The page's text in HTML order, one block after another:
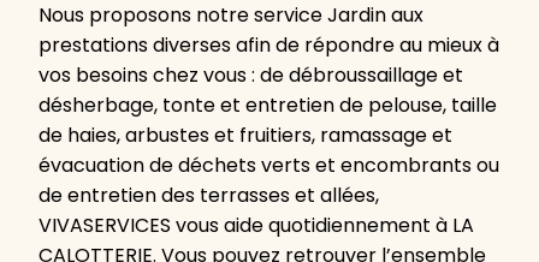
Nous proposons notre service Jardin aux
prestations diverses afin de répondre au mieux à
vos besoins chez vous : de débroussaillage et
désherbage, tonte et entretien de pelouse, taille
de haies, arbustes et fruitiers, ramassage et
évacuation de déchets verts et encombrants ou
de entretien des terrasses et allées,
VIVASERVICES vous aide quotidiennement à LA
CALOTTERIE. Vous pouvez retrouver l’ensemble